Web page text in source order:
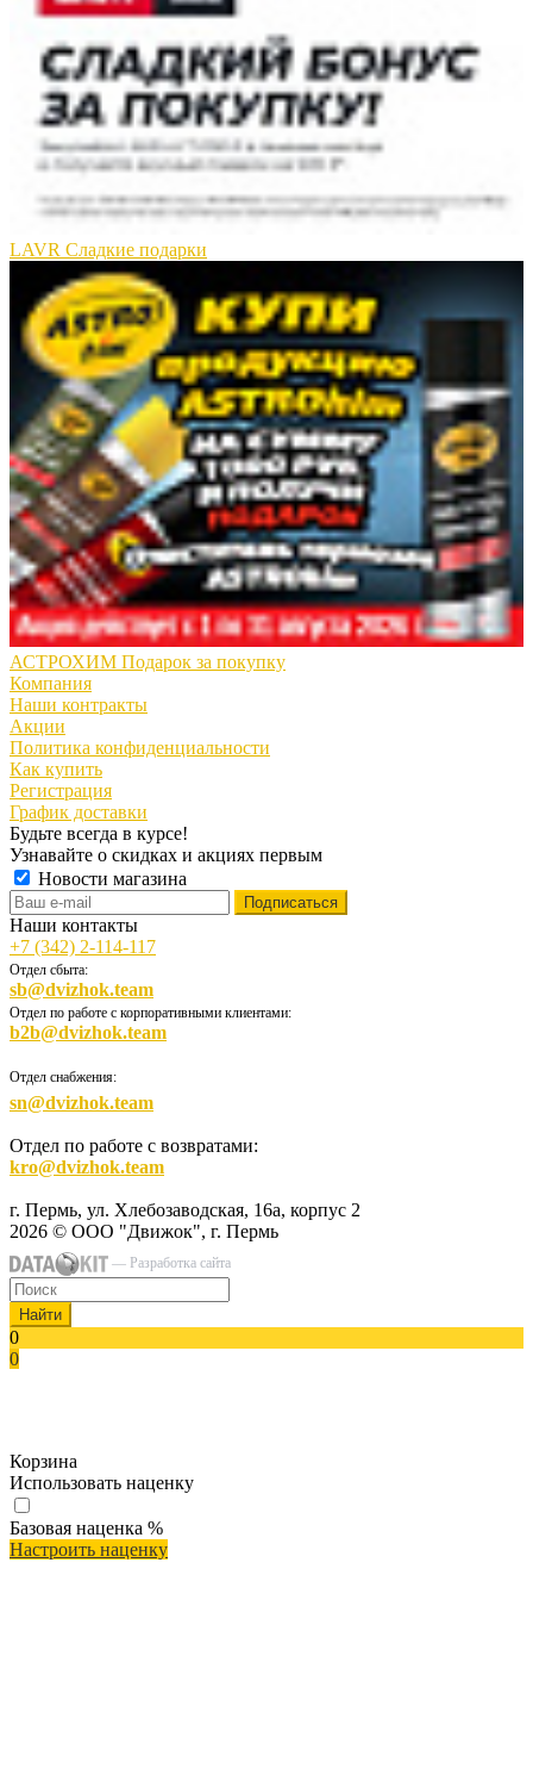
LAVR Сладкие подарки
АСТРОХИМ Подарок за покупку
Компания
Наши контракты
Акции
Политика конфиденциальности
Как купить
Регистрация
График доставки
Будьте всегда в курсе!
Узнавайте о скидках и акциях первым
Новости магазина
Наши контакты
+7 (342) 2-114-117
Отдел сбыта:
sb@dvizhok.team
Отдел по работе с корпоративными клиентами:
b2b@dvizhok.team
Отдел снабжения:
sn@dvizhok.team
Отдел по работе с возвратами:
kro@dvizhok.team
г. Пермь, ул. Хлебозаводская, 16а, корпус 2
2026 © ООО "Движок", г. Пермь
— Разработка сайта
Найти
0
0
Корзина
Использовать наценку
Базовая наценка %
Настроить наценку